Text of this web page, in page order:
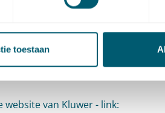
toestaan
van Kluwer - link: